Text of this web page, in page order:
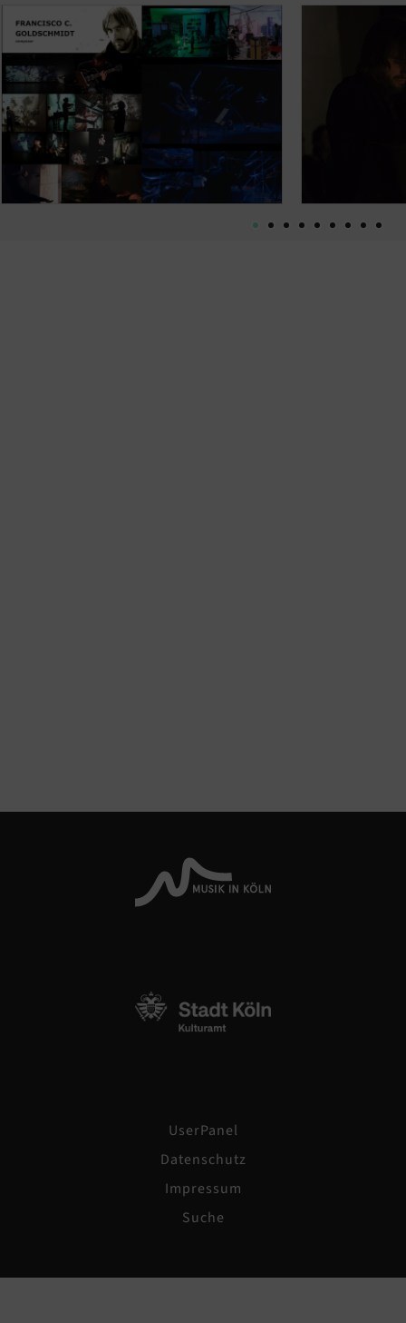
Media Container überspringen
UserPanel
Datenschutz
Impressum
Suche